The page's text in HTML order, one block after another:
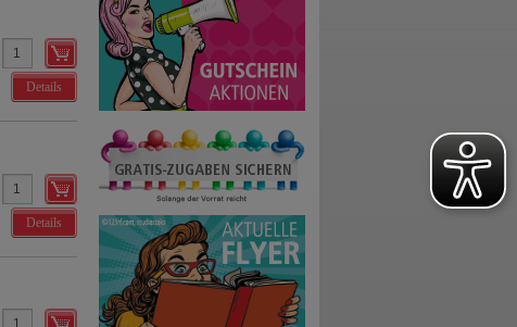
Details
Details